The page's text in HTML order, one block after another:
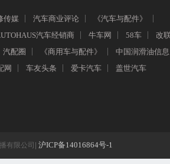
传媒 汽车商业评论
《汽车与配件》
汽车经销商 牛车网 58车
改
汽配圈 《商用车与配件》
中国润滑油信
网 车友头条 爱卡汽车 盖世汽车
有限公司| 沪ICP备14016864号-1